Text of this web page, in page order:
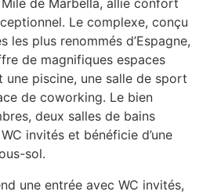
de Marbella, allie confort
Le complexe, conçu
les plus renommés d’Espagne,
de magnifiques espaces
une piscine, une salle de sport
de coworking. Le bien
deux salles de bains
invités et bénéficie d’une
sol.
une entrée avec WC invités,